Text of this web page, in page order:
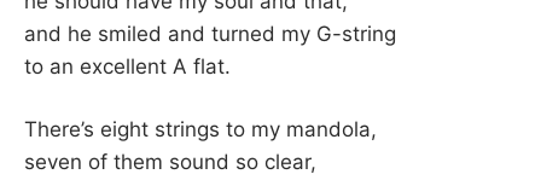
and he smiled and turned my G-string
to an excellent A flat.
There’s eight strings to my mandola,
seven of them sound so clear,